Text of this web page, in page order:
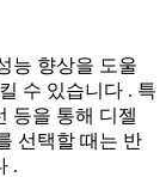
능 향상을 도울
수 있습니다 . 특
등을 통해 디젤
선택할 때는 반
.